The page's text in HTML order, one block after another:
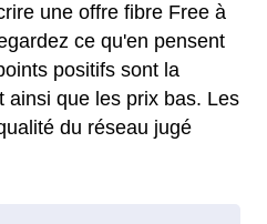
une offre fibre Free à
ce qu'en pensent
positifs sont la
ainsi que les prix bas. Les
du réseau jugé